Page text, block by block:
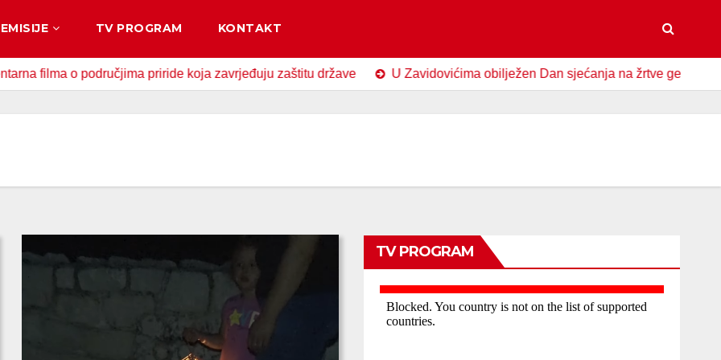
EMISIJE TV PROGRAM KONTAKT
o područjima priride koja zavrjeđuju zaštitu države U Zavidovićima obilježen Dan sjećanja na žrtve genocida u
TV PROGRAM